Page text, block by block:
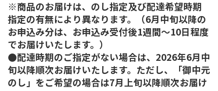
※商品のお届けは、のし指定及び配達希望時期
指定の有無により異なります。（6月中旬以降の
お申込み分は、お申込み受付後1週間～10日程度
でお届けいたします。）
●配達時期のご指定がない場合は、2026年6月中
旬以降順次お届けいたします。ただし、「御中元
のし」をご希望の場合は7月上旬以降順次お届け